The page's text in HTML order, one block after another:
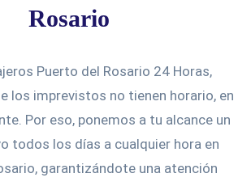
Rosario
Puerto del Rosario 24 Horas,
los imprevistos no tienen horario, en
Por eso, ponemos a tu alcance un
todos los días a cualquier hora en
garantizándote una atención